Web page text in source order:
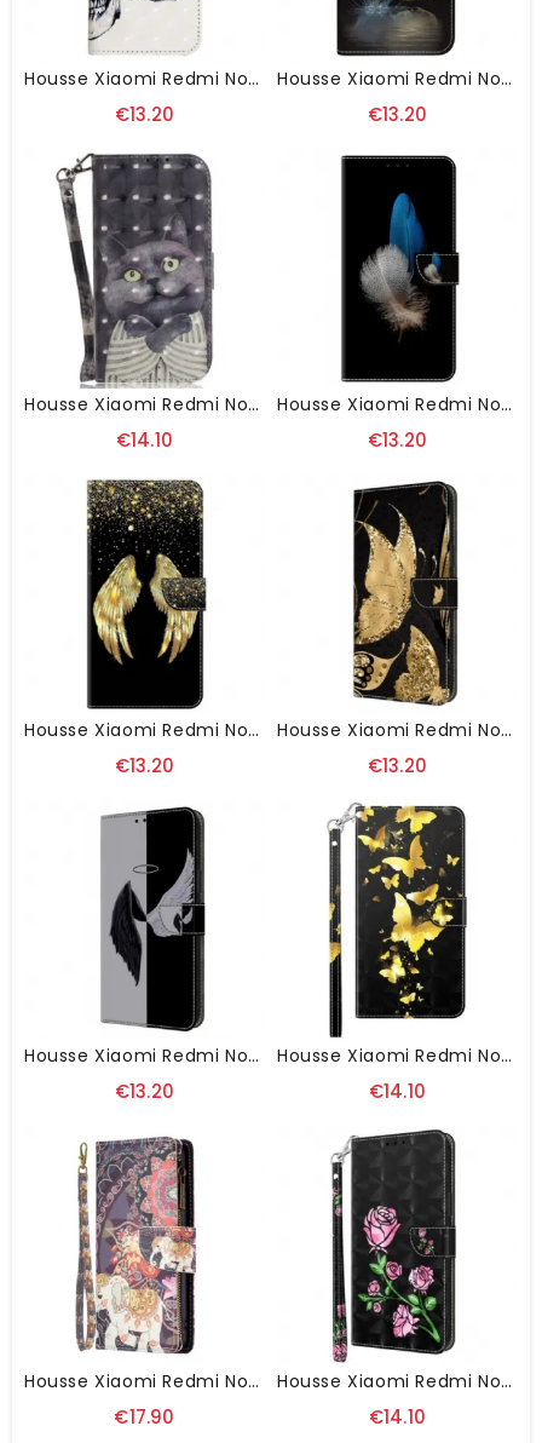
Housse Xiaomi Redmi Note 13 4G Tête De Mort Fleurie À Lanière
€13.20
Housse Xiaomi Redmi Note 13 4G Pivoine Cristalline À Lanière
€13.20
Housse Xiaomi Redmi Note 13 4G Chat Gris À Lanière
€14.10
Housse Xiaomi Redmi Note 13 4G Deux Plumes
€13.20
Housse Xiaomi Redmi Note 13 4G Ailes D'Or
€13.20
Housse Xiaomi Redmi Note 13 4G Papillons Dorés Sur Fond Noir
€13.20
Housse Xiaomi Redmi Note 13 4G Ailes Noires Et Blanches
€13.20
Housse Xiaomi Redmi Note 13 4G Papillons Dorés À Lanière
€14.10
Housse Xiaomi Redmi Note 13 4G Portefeuille Éléphant Indien
€17.90
Housse Xiaomi Redmi Note 13 4G Fleurs Roses À Lanière
€14.10